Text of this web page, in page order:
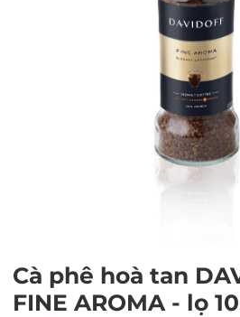
Cà phê hoà tan
FINE AROMA - lọ
Điều kiện: